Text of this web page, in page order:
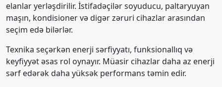
elanlar yerləşdirilir. İstifadəçilər soyuducu, paltaryuyan
maşın, kondisioner və digər zəruri cihazlar arasından
seçim edə bilərlər.
Texnika seçərkən enerji sərfiyyatı, funksionallıq və
keyfiyyət əsas rol oynayır. Müasir cihazlar daha az enerji
sərf edərək daha yüksək performans təmin edir.